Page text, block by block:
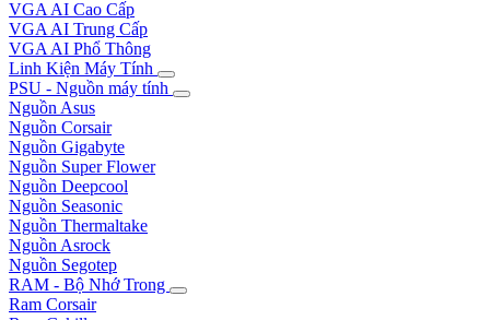
VGA AI Cao Cấp
VGA AI Trung Cấp
VGA AI Phổ Thông
Linh Kiện Máy Tính
PSU - Nguồn máy tính
Nguồn Asus
Nguồn Corsair
Nguồn Gigabyte
Nguồn Super Flower
Nguồn Deepcool
Nguồn Seasonic
Nguồn Thermaltake
Nguồn Asrock
Nguồn Segotep
RAM - Bộ Nhớ Trong
Ram Corsair